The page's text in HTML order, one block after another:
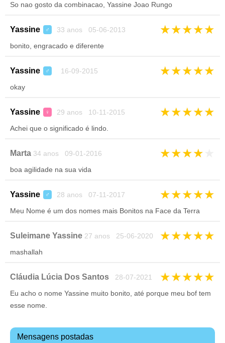
So nao gosto da combinacao, Yassine Joao Rungo
Yassine ♂ 33 anos 05-06-2013 ★★★★★
bonito, engracado e diferente
Yassine ♂ 16-09-2015 ★★★★★
okay
Yassine ♀ 29 anos 10-11-2015 ★★★★★
Achei que o significado é lindo.
Marta 34 anos 09-01-2016 ★★★★
boa agilidade na sua vida
Yassine ♂ 28 anos 07-11-2017 ★★★★★
Meu Nome é um dos nomes mais Bonitos na Face da Terra
Suleimane Yassine 27 anos 25-06-2020 ★★★★★
mashallah
Cláudia Lúcia Dos Santos 28-07-2021 ★★★★★
Eu acho o nome Yassine muito bonito, até porque meu bof tem
esse nome.
Mensagens postadas